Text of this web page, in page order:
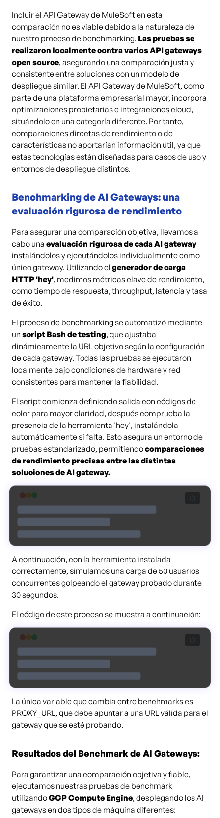
Incluir el API Gateway de MuleSoft en esta
comparación no es viable debido a la naturaleza de
nuestro proceso de benchmarking. Las pruebas se
realizaron localmente contra varios API gateways
open source, asegurando una comparación justa y
consistente entre soluciones con un modelo de
despliegue similar. El API Gateway de MuleSoft, como
parte de una plataforma empresarial mayor, incorpora
optimizaciones propietarias e integraciones cloud,
situándolo en una categoría diferente. Por tanto,
comparaciones directas de rendimiento o de
características no aportarían información útil, ya que
estas tecnologías están diseñadas para casos de uso y
entornos de despliegue distintos.
Benchmarking de AI Gateways: una
evaluación rigurosa de rendimiento
Para asegurar una comparación objetiva, llevamos a
cabo una evaluación rigurosa de cada AI gateway
instalándolos y ejecutándolos individualmente como
único gateway. Utilizando el generador de carga
HTTP 'hey', medimos métricas clave de rendimiento,
como tiempo de respuesta, throughput, latencia y tasa
de éxito.
El proceso de benchmarking se automatizó mediante
un script Bash de testing, que ajustaba
dinámicamente la URL objetivo según la configuración
de cada gateway. Todas las pruebas se ejecutaron
localmente bajo condiciones de hardware y red
consistentes para mantener la fiabilidad.
El script comienza definiendo salida con códigos de
color para mayor claridad, después comprueba la
presencia de la herramienta 'hey', instalándola
automáticamente si falta. Esto asegura un entorno de
pruebas estandarizado, permitiendocomparaciones
de rendimiento precisas entre las distintas
soluciones de AI gateway.
A continuación, con la herramienta instalada
correctamente, simulamos una carga de 50 usuarios
concurrentes golpeando el gateway probado durante
30 segundos.
El código de este proceso se muestra a continuación:
La única variable que cambia entre benchmarks es
PROXY_URL, que debe apuntar a una URL válida para el
gateway que se esté probando.
Resultados del Benchmark de AI Gateways:
Para garantizar una comparación objetiva y fiable,
ejecutamos nuestras pruebas de benchmark
utilizandoGCP Compute Engine, desplegando los AI
gateways en dos tipos de máquina diferentes: